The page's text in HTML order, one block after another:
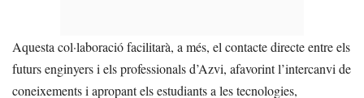
Aquesta col·laboració facilitarà, a més, el contacte directe entre els
futurs enginyers i els professionals d’Azvi, afavorint l’intercanvi de
coneixements i apropant els estudiants a les tecnologies,